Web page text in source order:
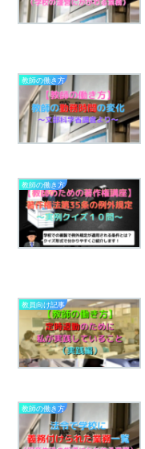
教師の働き方
教師の働き方
教員向け記事
教師の働き方